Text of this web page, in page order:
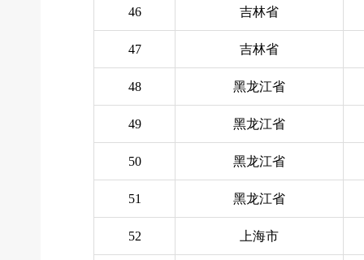
46 吉林省
47 吉林省
48 黑龙江省
49 黑龙江省
50 黑龙江省
51 黑龙江省
52 上海市